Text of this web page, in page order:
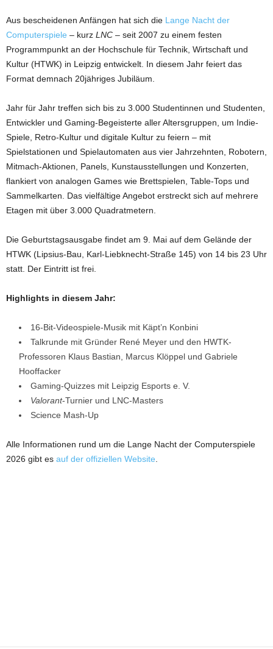
Aus bescheidenen Anfängen hat sich die Lange Nacht der
Computerspiele – kurz LNC – seit 2007 zu einem festen
Programmpunkt an der Hochschule für Technik, Wirtschaft und
Kultur (HTWK) in Leipzig entwickelt. In diesem Jahr feiert das
Format demnach 20jähriges Jubiläum.
Jahr für Jahr treffen sich bis zu 3.000 Studentinnen und Studenten,
Entwickler und Gaming-Begeisterte aller Altersgruppen, um Indie-
Spiele, Retro-Kultur und digitale Kultur zu feiern – mit
Spielstationen und Spielautomaten aus vier Jahrzehnten, Robotern,
Mitmach-Aktionen, Panels, Kunstausstellungen und Konzerten,
flankiert von analogen Games wie Brettspielen, Table-Tops und
Sammelkarten. Das vielfältige Angebot erstreckt sich auf mehrere
Etagen mit über 3.000 Quadratmetern.
Die Geburtstagsausgabe findet am 9. Mai auf dem Gelände der
HTWK (Lipsius-Bau, Karl-Liebknecht-Straße 145) von 14 bis 23 Uhr
statt. Der Eintritt ist frei.
Highlights in diesem Jahr:
16-Bit-Videospiele-Musik mit Käpt’n Konbini
Talkrunde mit Gründer René Meyer und den HWTK-
Professoren Klaus Bastian, Marcus Klöppel und Gabriele
Hooffacker
Gaming-Quizzes mit Leipzig Esports e. V.
Valorant-Turnier und LNC-Masters
Science Mash-Up
Alle Informationen rund um die Lange Nacht der Computerspiele
2026 gibt es auf der offiziellen Website